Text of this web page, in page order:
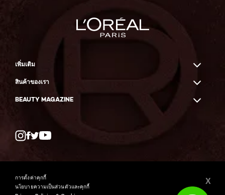
X
เพิ่มเติม
สินค้าของเรา
BEAUTY MAGAZINE
การตั้งค่าคุกกี้
นโยบายความเป็นส่วนตัวและคุกกี้